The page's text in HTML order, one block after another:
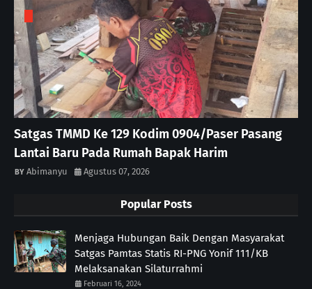
Satgas TMMD Ke 129 Kodim 0904/Paser Pasang
Lantai Baru Pada Rumah Bapak Harim
Abimanyu Agustus 07, 2026
Popular Posts
Menjaga Hubungan Baik Dengan Masyarakat
Satgas Pamtas Statis RI-PNG Yonif 111/KB
Melaksanakan Silaturrahmi
Februari 16, 2024